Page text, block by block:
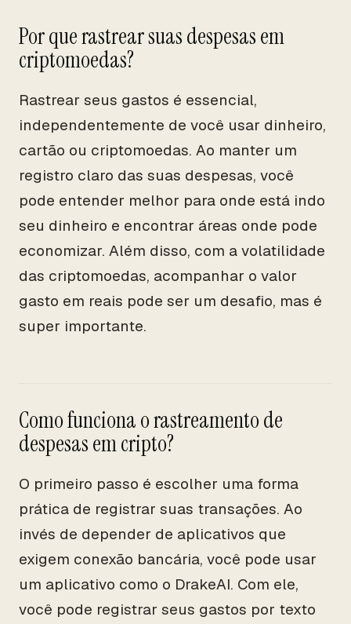
Por que rastrear suas despesas em
criptomoedas?
Rastrear seus gastos é essencial,
independentemente de você usar dinheiro,
cartão ou criptomoedas. Ao manter um
registro claro das suas despesas, você
pode entender melhor para onde está indo
seu dinheiro e encontrar áreas onde pode
economizar. Além disso, com a volatilidade
das criptomoedas, acompanhar o valor
gasto em reais pode ser um desafio, mas é
super importante.
Como funciona o rastreamento de
despesas em cripto?
O primeiro passo é escolher uma forma
prática de registrar suas transações. Ao
invés de depender de aplicativos que
exigem conexão bancária, você pode usar
um aplicativo como o DrakeAI. Com ele,
você pode registrar seus gastos por texto